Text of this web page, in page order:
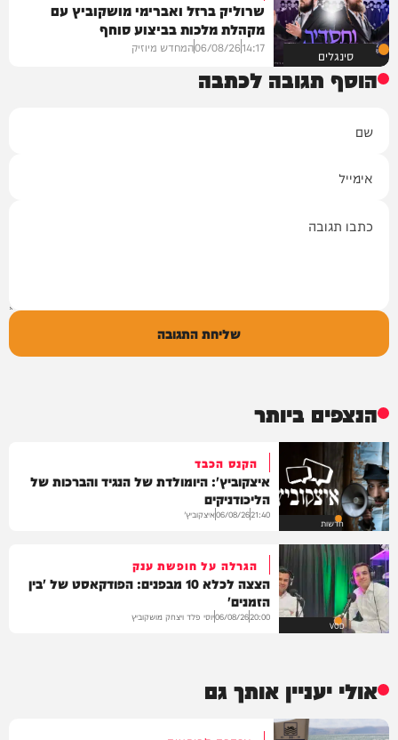
סינגלים
שרוליק ברזל ואברימי מושקוביץ עם
מקהלת מלכות בביצוע סוחף
14:17
06/08/26המחדש מיוזיק
הוסף תגובה לכתבה
שליחת התגובה
הנצפים ביותר
חדשות
הקנס הכבד
איצקוביץ': היומולדת של הנגיד והברכות של
הליכודניקים
21:40
06/08/26איצקוביץ'
VOD
הגרלה על חופשת ענק
הצצה לכלא 10 מבפנים: הפודקאסט של 'בין
הזמנים'
20:00
06/08/26יוסי פלד ויצחק מושקוביץ
אולי יעניין אותך גם